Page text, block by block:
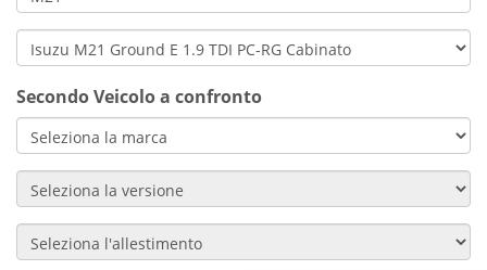
Secondo Veicolo a confronto